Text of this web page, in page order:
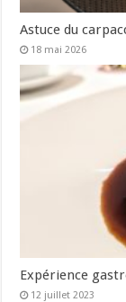
Astuce du
18 mai 2026
Expérience
12 juillet 2023